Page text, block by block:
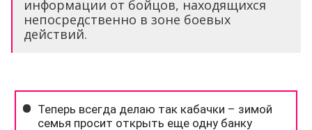
информации от бойцов, находящихся
непосредственно в зоне боевых
действий.